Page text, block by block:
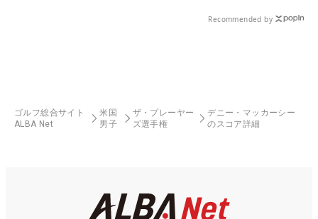
Recommended by
ゴルフ総合サイト
ALBA Net
米国
男子
ザ・プレーヤー
ズ選手権
デニー・マッカーシー
のスコア詳細